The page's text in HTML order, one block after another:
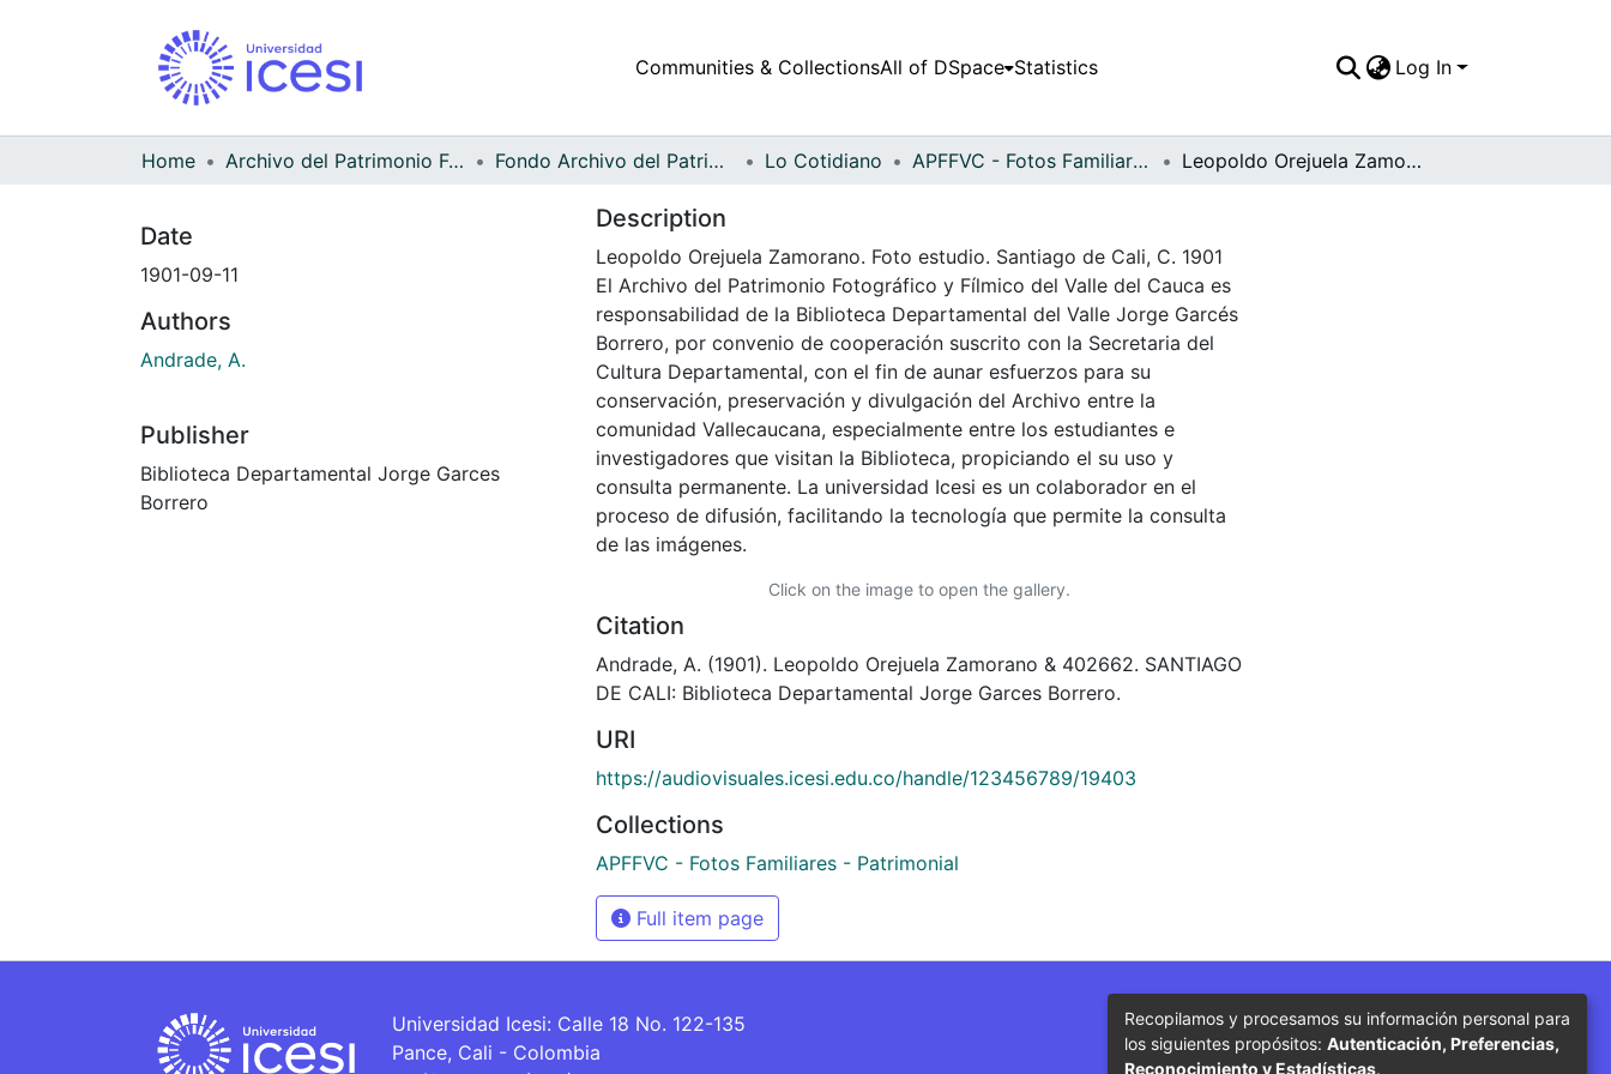
Communities & CollectionsAll of DSpace Statistics Log In
Home Archivo del Patrimonio Fotográfico y Fílmico del Valle del Cauca Fondo Archivo del Patrimonio Fotográfico y Fílmico del Valle del Cauca Lo Cotidiano APFFVC - Fotos Familiares - Patrimonial Leopoldo Orejuela Zamorano
Date
1901-09-11
Authors
Andrade, A.
Publisher
Biblioteca Departamental Jorge Garces
Borrero
Description
Leopoldo Orejuela Zamorano. Foto estudio. Santiago de Cali, C. 1901
El Archivo del Patrimonio Fotográfico y Fílmico del Valle del Cauca es
responsabilidad de la Biblioteca Departamental del Valle Jorge Garcés
Borrero, por convenio de cooperación suscrito con la Secretaria del
Cultura Departamental, con el fin de aunar esfuerzos para su
conservación, preservación y divulgación del Archivo entre la
comunidad Vallecaucana, especialmente entre los estudiantes e
investigadores que visitan la Biblioteca, propiciando el su uso y
consulta permanente. La universidad Icesi es un colaborador en el
proceso de difusión, facilitando la tecnología que permite la consulta
de las imágenes.
Click on the image to open the gallery.
Citation
Andrade, A. (1901). Leopoldo Orejuela Zamorano & 402662. SANTIAGO
DE CALI: Biblioteca Departamental Jorge Garces Borrero.
URI
https://audiovisuales.icesi.edu.co/handle/123456789/19403
Collections
APFFVC - Fotos Familiares - Patrimonial
Full item page
Universidad Icesi: Calle 18 No. 122-135
Pance, Cali - Colombia
Síguenos
Recopilamos y procesamos su información personal para
los siguientes propósitos: Autenticación, Preferencias,
Reconocimiento y Estadísticas.